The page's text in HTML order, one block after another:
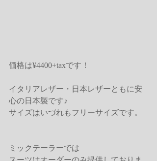
価格は¥4400+taxです！
イタリアレザー・日本レザーともに安
心の日本製です♪
サイズはいづれもフリーサイズです。
ミックテーラーでは